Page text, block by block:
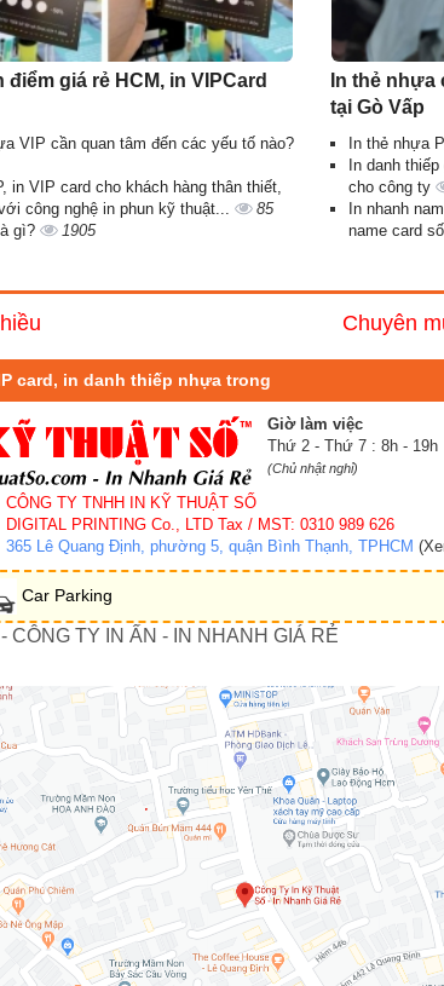
điểm giá rẻ HCM, in VIPCard
VIP cần quan tâm đến các yếu tố nào?
in VIP card cho khách hàng thân thiết,
công nghệ in phun kỹ thuật...
85
gì?
1905
In thẻ
tại Gò Vấp
In thẻ nhựa
In danh
cho công ty
In nhanh
name card
Chuyên
card, in danh thiếp nhựa trong
Giờ làm việc
Thứ 2 - Thứ 7 : 8h - 19h
(Chủ nhật nghỉ)
CÔNG TY TNHH IN KỸ THUẬT SỐ
DIGITAL PRINTING Co., LTD Tax / MST: 0310 989 626
365 Lê Quang Định, phường 5, quận Bình Thạnh, TPHCM
Car Parking
- CÔNG TY IN ẤN - IN NHANH GIÁ RẺ